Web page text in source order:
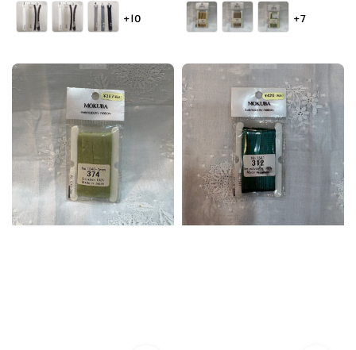
price
price
+10
price
+7